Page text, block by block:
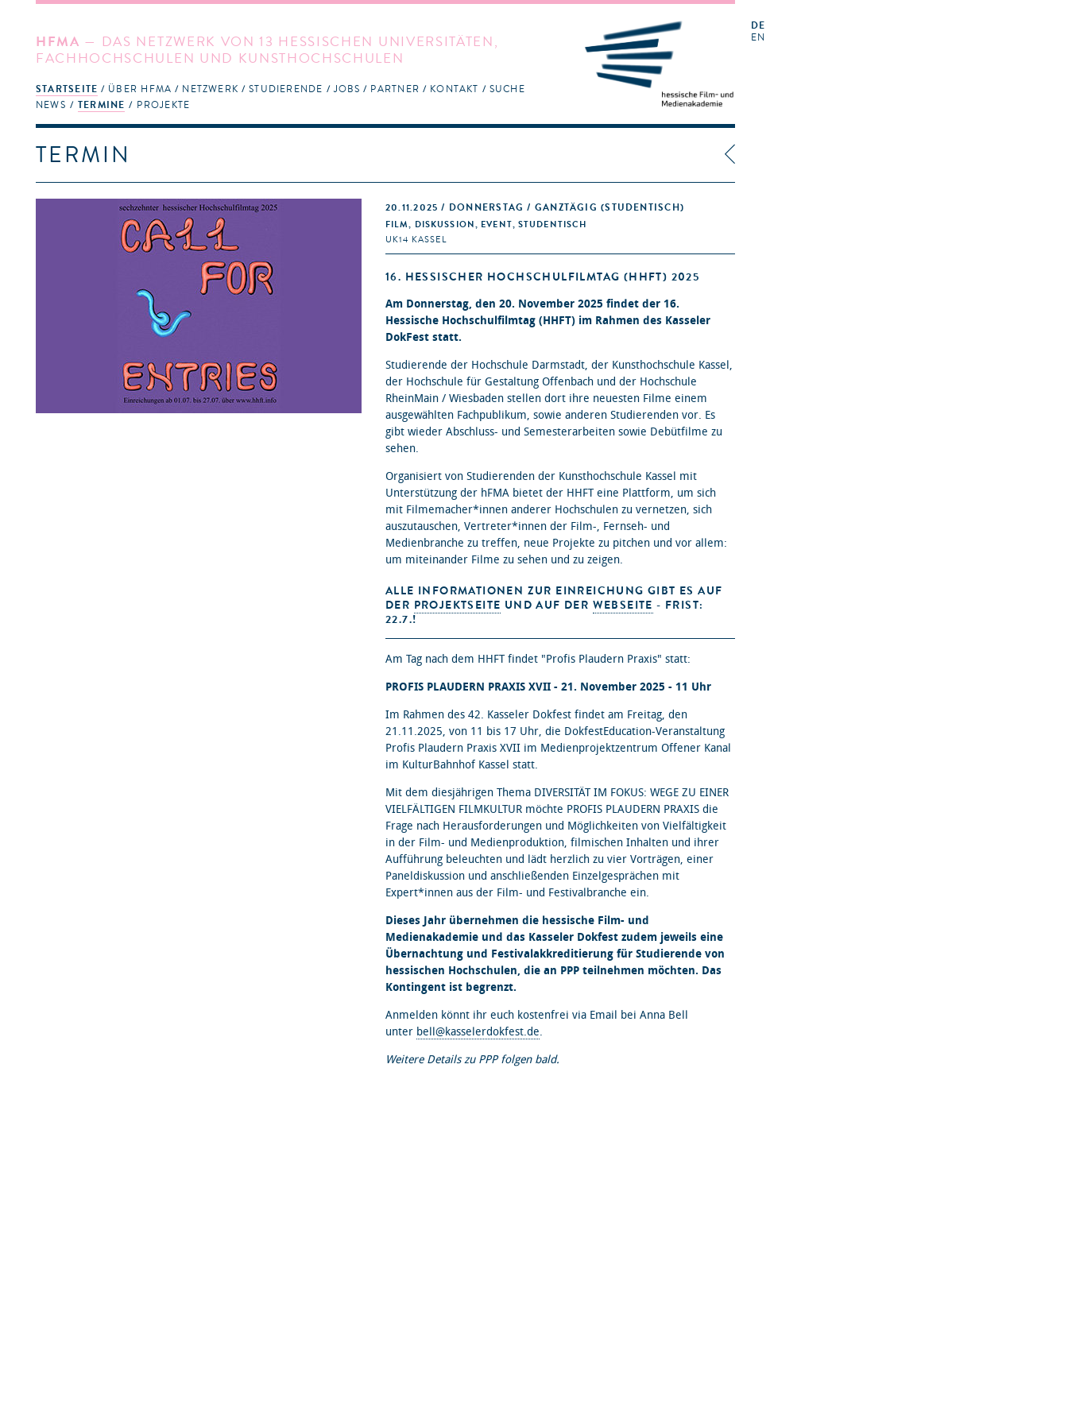
HFMA — DAS NETZWERK VON 13 HESSISCHEN UNIVERSITÄTEN,
FACHHOCHSCHULEN UND KUNSTHOCHSCHULEN
STARTSEITE
NEWS
TERMINE PROJEKTE
ÜBER HFMA NETZWERK STUDIERENDE JOBS PARTNER KONTAKT SUCHE
DE
EN
TERMIN
20.11.2025 / DONNERSTAG / GANZTÄGIG(STUDENTISCH)
FILM, DISKUSSION, EVENT, STUDENTISCH
UK14 KASSEL
16. HESSISCHER HOCHSCHULFILMTAG (HHFT) 2025
Am Donnerstag, den 20. November 2025 findet der 16.
Hessische Hochschulfilmtag (HHFT) im Rahmen des Kasseler
DokFest statt.
Studierende der Hochschule Darmstadt, der Kunsthochschule Kassel,
der Hochschule für Gestaltung Offenbach und der Hochschule
RheinMain / Wiesbaden stellen dort ihre neuesten Filme einem
ausgewählten Fachpublikum, sowie anderen Studierenden vor. Es
gibt wieder Abschluss- und Semesterarbeiten sowie Debütfilme zu
sehen.
Organisiert von Studierenden der Kunsthochschule Kassel mit
Unterstützung der hFMA bietet der HHFT eine Plattform, um sich
mit Filmemacher*innen anderer Hochschulen zu vernetzen, sich
auszutauschen, Vertreter*innen der Film-, Fernseh- und
Medienbranche zu treffen, neue Projekte zu pitchen und vor allem:
um miteinander Filme zu sehen und zu zeigen.
ALLE INFORMATIONEN ZUR EINREICHUNG GIBT ES AUF
DER PROJEKTSEITE UND AUF DER WEBSEITE - FRIST:
22.7.!
Am Tag nach dem HHFT findet "Profis Plaudern Praxis" statt:
PROFIS PLAUDERN PRAXIS XVII - 21. November 2025 - 11 Uhr
Im Rahmen des 42. Kasseler Dokfest findet am Freitag, den
21.11.2025, von 11 bis 17 Uhr, die DokfestEducation-Veranstaltung
Profis Plaudern Praxis XVII im Medienprojektzentrum Offener Kanal
im KulturBahnhof Kassel statt.
Mit dem diesjährigen Thema DIVERSITÄT IM FOKUS: WEGE ZU EINER
VIELFÄLTIGEN FILMKULTUR möchte PROFIS PLAUDERN PRAXIS die
Frage nach Herausforderungen und Möglichkeiten von Vielfältigkeit
in der Film- und Medienproduktion, filmischen Inhalten und ihrer
Aufführung beleuchten und lädt herzlich zu vier Vorträgen, einer
Paneldiskussion und anschließenden Einzelgesprächen mit
Expert*innen aus der Film- und Festivalbranche ein.
Dieses Jahr übernehmen die hessische Film- und
Medienakademie und das Kasseler Dokfest zudem jeweils eine
Übernachtung und Festivalakkreditierung für Studierende von
hessischen Hochschulen, die an PPP teilnehmen möchten. Das
Kontingent ist begrenzt.
Anmelden könnt ihr euch kostenfrei via Email bei Anna Bell
unter bell@kasselerdokfest.de.
Weitere Details zu PPP folgen bald.